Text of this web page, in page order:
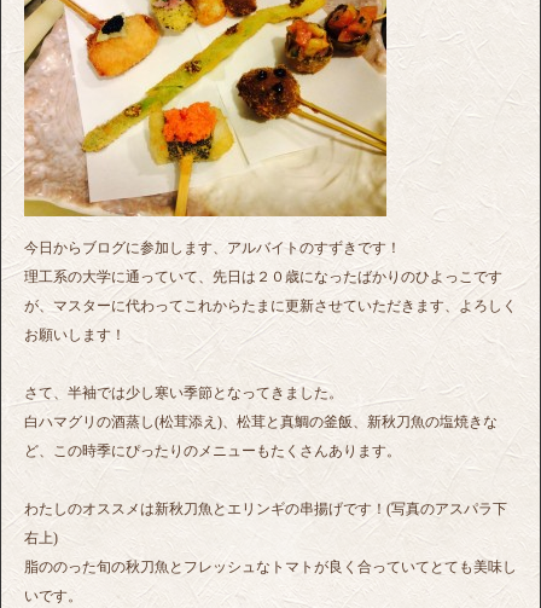
今日からブログに参加します、アルバイトのすずきです！
理工系の大学に通っていて、先日は２０歳になったばかりのひよっこです
が、マスターに代わってこれからたまに更新させていただきます、よろしく
お願いします！
さて、半袖では少し寒い季節となってきました。
白ハマグリの酒蒸し(松茸添え)、松茸と真鯛の釜飯、新秋刀魚の塩焼きな
ど、この時季にぴったりのメニューもたくさんあります。
わたしのオススメは新秋刀魚とエリンギの串揚げです！(写真のアスパラ下
右上)
脂ののった旬の秋刀魚とフレッシュなトマトが良く合っていてとても美味し
いです。